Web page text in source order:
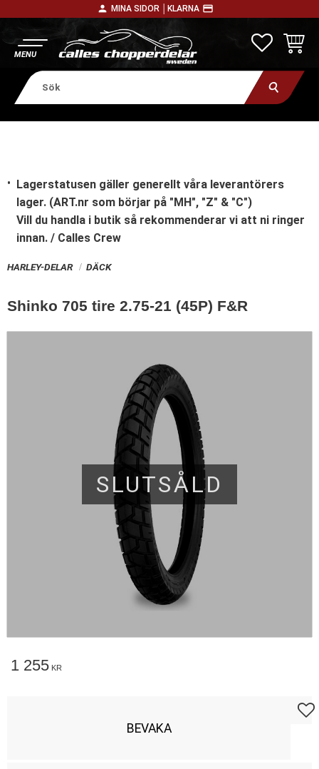
person MINA SIDOR │ KLARNA payment
Lagerstatusen gäller generellt våra leverantörers
lager. (ART.nr som börjar på "MH", "Z" & "C")
Vill du handla i butik så rekommenderar vi att ni ringer
innan. / Calles Crew
HARLEY-DELAR DÄCK
Shinko 705 tire 2.75-21 (45P) F&R
SLUTSÅLD
1 255 KR
BEVAKA